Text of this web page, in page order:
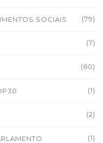
SOCIAIS (79)
(7)
(60)
(1)
(2)
(1)